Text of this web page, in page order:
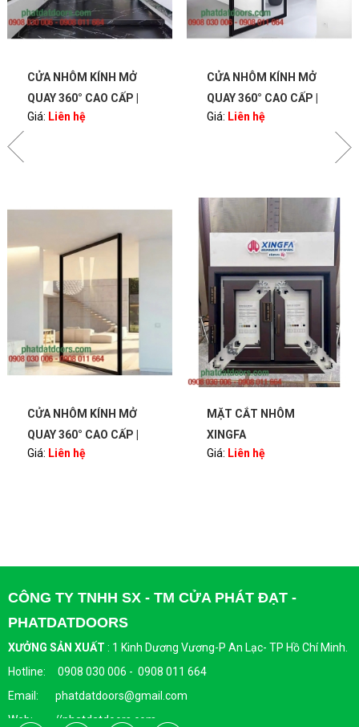
CỬA NHÔM KÍNH MỞ
QUAY 360° CAO CẤP |
BẢN LỀ PIVOT – SANG
Giá: Liên hệ
CỬA NHÔM KÍNH MỞ
QUAY 360° CAO CẤP |
BẢN LỀ PIVOT – SANG
Giá: Liên hệ
CỬA NHÔM KÍNH MỞ
QUAY 360° CAO CẤP |
BẢN LỀ PIVOT – SANG
Giá: Liên hệ
MẶT CẮT NHÔM
XINGFA
Giá: Liên hệ
CÔNG TY TNHH SX - TM CỬA PHÁT ĐẠT -
PHATDATDOORS
XƯỞNG SẢN XUẤT : 1 Kinh Dương Vương-P An Lạc- TP Hồ Chí Minh.
Hotline: 0908 030 006 - 0908 011 664
Email: phatdatdoors@gmail.com
Web: //phatdatdoors.com